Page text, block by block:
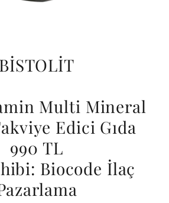
BİSTOLİT
Multi Mineral
Edici Gıda
990 TL
Biocode İlaç